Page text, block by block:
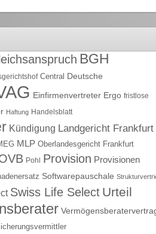
BGH
Central Deutsche
Einfirmenvertreter Ergo fristlose
Haftung Handelsblatt
Kündigung Landgericht Frankfurt
MLP Oberlandesgericht Frankfurt
Pohl Provision Provisionen
Softwarepauschale
Swiss Life Select Urteil